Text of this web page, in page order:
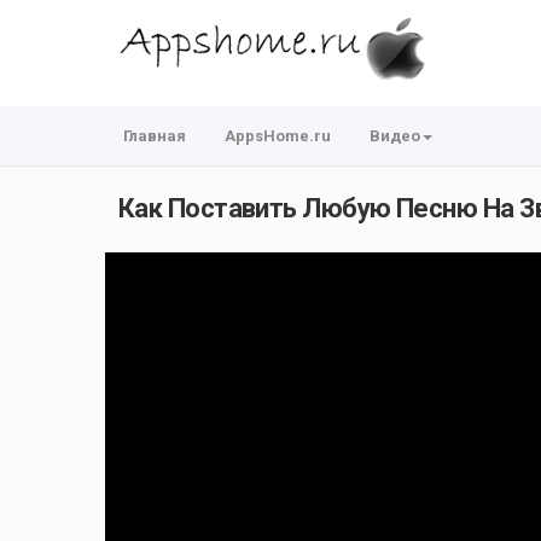
Главная AppsHome.ru Видео
Как Поставить Любую Песню На